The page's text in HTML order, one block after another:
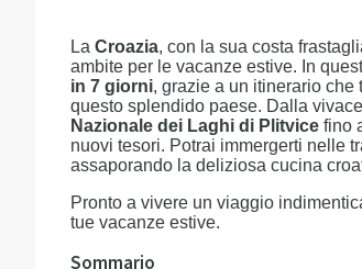
La Croazia, con la sua costa
ambite per le vacanze estive. In
in 7 giorni, grazie a un itinerario
questo splendido paese. Dalla vivace
Nazionale dei Laghi di Plitvice fino
nuovi tesori. Potrai immergerti nelle
assaporando la deliziosa cucina
Pronto a vivere un viaggio
tue vacanze estive.
Sommario